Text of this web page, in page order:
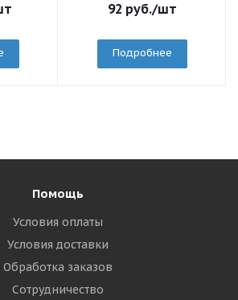
92 руб./шт
Подробнее
Помощь
Условия оплаты
Условия доставки
Обработка заказов
Сотрудничество